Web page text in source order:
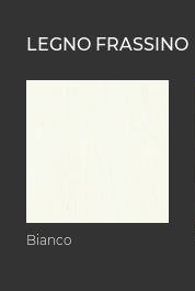
LEGNO FRASSINO
Bianco